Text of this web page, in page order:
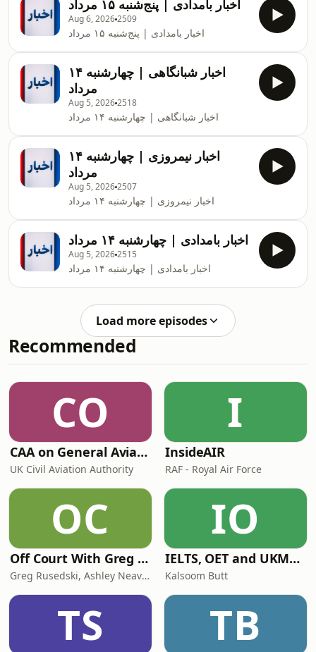
اخبار بامدادی | پنج‌شنبه ۱۵ مرداد
Aug 6, 20262509
اخبار بامدادی | پنج‌شنبه ۱۵ مرداد
اخبار شبانگاهی | چهارشنبه ۱۴
مرداد
Aug 5, 20262518
اخبار شبانگاهی | چهارشنبه ۱۴ مرداد
اخبار نیمروزی | چهارشنبه ۱۴
مرداد
Aug 5, 20262507
اخبار نیمروزی | چهارشنبه ۱۴ مرداد
اخبار بامدادی | چهارشنبه ۱۴ مرداد
Aug 5, 20262515
اخبار بامدادی | چهارشنبه ۱۴ مرداد
Load more episodes
Recommended
CO
CAA on General Aviation
UK Civil Aviation Authority
I
InsideAIR
RAF - Royal Air Force
OC
Off Court With Greg Rusedski
Greg Rusedski, Ashley Neaves and Kevin Palmer
IO
IELTS, OET and UKMLA PLAB 2 Made Easy Podcast For Medical Professionals
Kalsoom Butt
TS TB